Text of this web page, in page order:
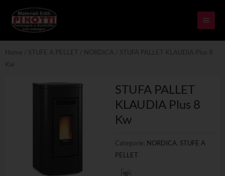
content
Home STUFE A PELLET NORDICA / STUFA PALLET KLAUDIA Plus 8
Kw
STUFA PALLET
KLAUDIA Plus 8
Kw
Categorie: NORDICA, STUFE A
PELLET